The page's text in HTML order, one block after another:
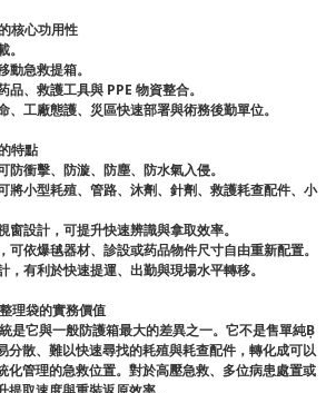
核心功用性
動急救提箱。
品、救護工具與 PPE 物資整合。
、工廠態護、災區快速部署與術務後勤單位。
特點
防衝擊、防漩、防塵、防水氣入侵。
將小型耗殖、管路、沐劑、針劑、救護耗查配件、小
窗設計，可提升快速辨識與拿取效率。
可依爆毧器材、診設或药品物件尺寸自由重新配置。
，有利於快速提運、出勤與現場水平轉移。
理袋的實務價值
是它與一般防護箱最大的差異之一。它不是售單純Ḅ
分散、難以快速尋找的耗殖與耗查配件，轉化成可以
化管理的急救位置。對於高壓急救、多位病患處置或